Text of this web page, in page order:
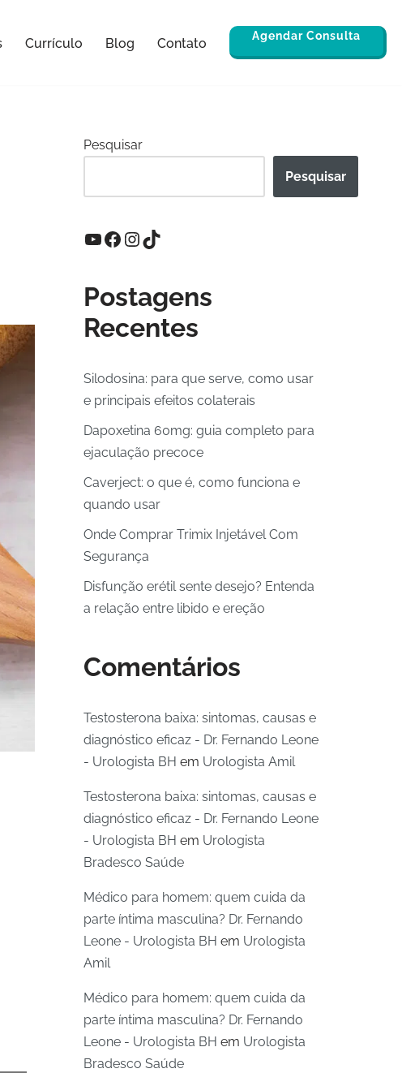
Currículo Blog Contato Agendar Consulta
Pesquisar
Pesquisar
Postagens
Recentes
Silodosina: para que serve, como usar
e principais efeitos colaterais
Dapoxetina 60mg: guia completo para
ejaculação precoce
Caverject: o que é, como funciona e
quando usar
Onde Comprar Trimix Injetável Com
Segurança
Disfunção erétil sente desejo? Entenda
a relação entre libido e ereção
Comentários
Testosterona baixa: sintomas, causas e
diagnóstico eficaz - Dr. Fernando Leone
- Urologista BH em Urologista Amil
Testosterona baixa: sintomas, causas e
diagnóstico eficaz - Dr. Fernando Leone
- Urologista BH em Urologista
Bradesco Saúde
Médico para homem: quem cuida da
parte íntima masculina? Dr. Fernando
Leone - Urologista BH em Urologista
Amil
Médico para homem: quem cuida da
parte íntima masculina? Dr. Fernando
Leone - Urologista BH em Urologista
Bradesco Saúde